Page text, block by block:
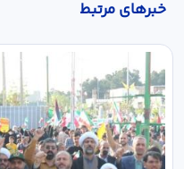
خبر‌های مرتبط